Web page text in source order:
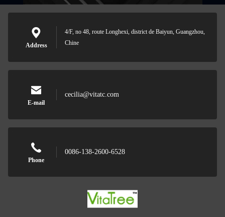
Address
4/F, no 48, route Longhexi, district de Baiyun, Guangzhou,
Chine
E-mail
cecilia@vitatc.com
Phone
0086-138-2600-6528